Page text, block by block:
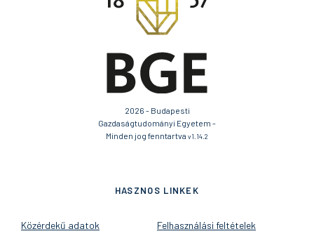
2026 - Budapesti
Gazdaságtudományi Egyetem -
Minden jog fenntartva v1.14.2
HASZNOS LINKEK
Közérdekű adatok Felhasználási feltételek